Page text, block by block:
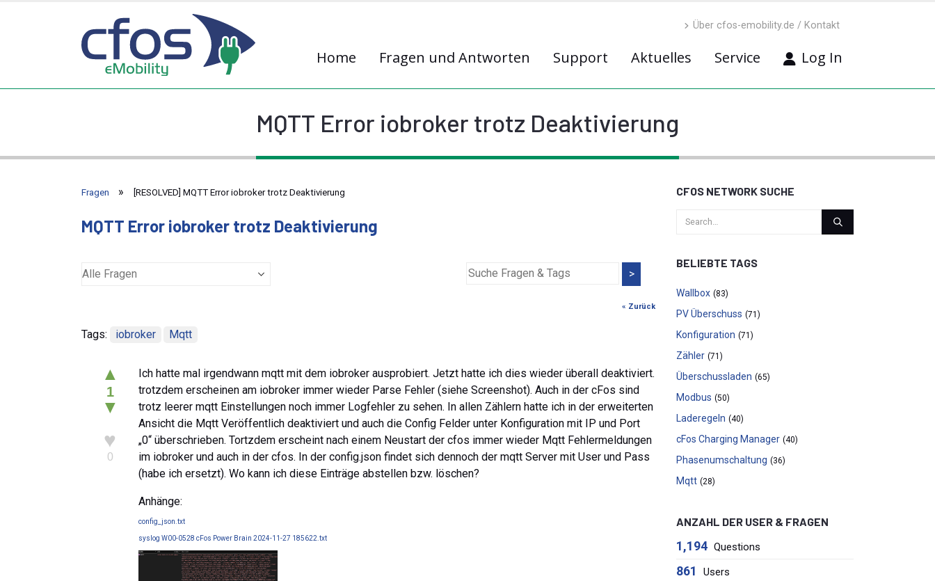
Über cfos-emobility.de / Kontakt
Home Fragen und Antworten Support Aktuelles Service Log In
MQTT Error iobroker trotz Deaktivierung
Fragen [RESOLVED] MQTT Error iobroker trotz Deaktivierung
MQTT Error iobroker trotz Deaktivierung
>
« Zurück
Tags: iobroker Mqtt
▲
1
▼
♥
0
Ich hatte mal irgendwann mqtt mit dem iobroker ausprobiert. Jetzt hatte ich dies wieder überall deaktiviert.
trotzdem erscheinen am iobroker immer wieder Parse Fehler (siehe Screenshot). Auch in der cFos sind
trotz leerer mqtt Einstellungen noch immer Logfehler zu sehen. In allen Zählern hatte ich in der erweiterten
Ansicht die Mqtt Veröffentlich deaktiviert und auch die Config Felder unter Konfiguration mit IP und Port
„0“ überschrieben. Tortzdem erscheint nach einem Neustart der cfos immer wieder Mqtt Fehlermeldungen
im iobroker und auch in der cfos. In der config.json findet sich dennoch der mqtt Server mit User und Pass
(habe ich ersetzt). Wo kann ich diese Einträge abstellen bzw. löschen?
Anhänge:
config_json.txt
syslog W00-0528 cFos Power Brain 2024-11-27 185622.txt
CFOS NETWORK SUCHE
BELIEBTE TAGS
Wallbox (83)
PV Überschuss (71)
Konfiguration (71)
Zähler (71)
Überschussladen (65)
Modbus (50)
Laderegeln (40)
cFos Charging Manager (40)
Phasenumschaltung (36)
Mqtt (28)
ANZAHL DER USER & FRAGEN
1,194 Questions
861 Users